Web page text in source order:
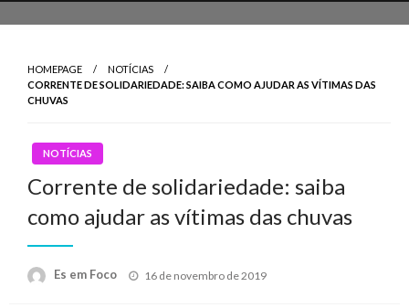
HOMEPAGE
NOTÍCIAS
CORRENTE DE SOLIDARIEDADE: SAIBA COMO AJUDAR AS VÍTIMAS DAS
CHUVAS
NOTÍCIAS
Corrente de solidariedade: saiba
como ajudar as vítimas das chuvas
Es em Foco
Posted
16 de novembro de 2019